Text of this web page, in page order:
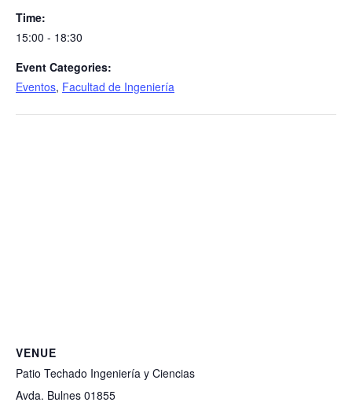
Time:
15:00 - 18:30
Event Categories:
Eventos, Facultad de Ingeniería
VENUE
Patio Techado Ingeniería y Ciencias
Avda. Bulnes 01855